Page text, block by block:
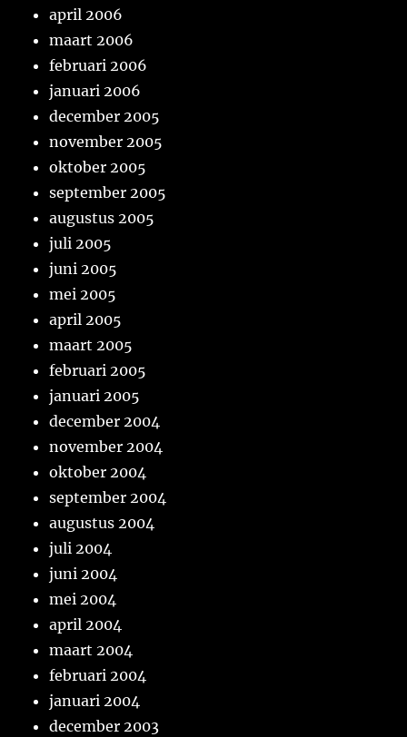
april 2006
maart 2006
februari 2006
januari 2006
december 2005
november 2005
oktober 2005
september 2005
augustus 2005
juli 2005
juni 2005
mei 2005
april 2005
maart 2005
februari 2005
januari 2005
december 2004
november 2004
oktober 2004
september 2004
augustus 2004
juli 2004
juni 2004
mei 2004
april 2004
maart 2004
februari 2004
januari 2004
december 2003